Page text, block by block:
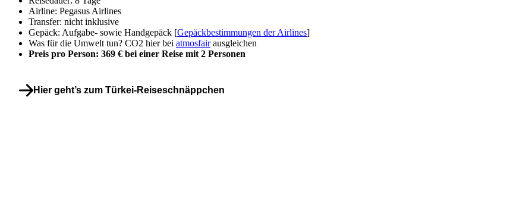
Airline: Pegasus Airlines
Transfer: nicht inklusive
Gepäck: Aufgabe- sowie Handgepäck [Gepäckbestimmungen der Airlines]
Was für die Umwelt tun? CO2 hier bei atmosfairausgleichen
Preis pro Person: 369 € bei einer Reise mit 2 Personen
Hier geht’s zum Türkei-Reiseschnäppchen